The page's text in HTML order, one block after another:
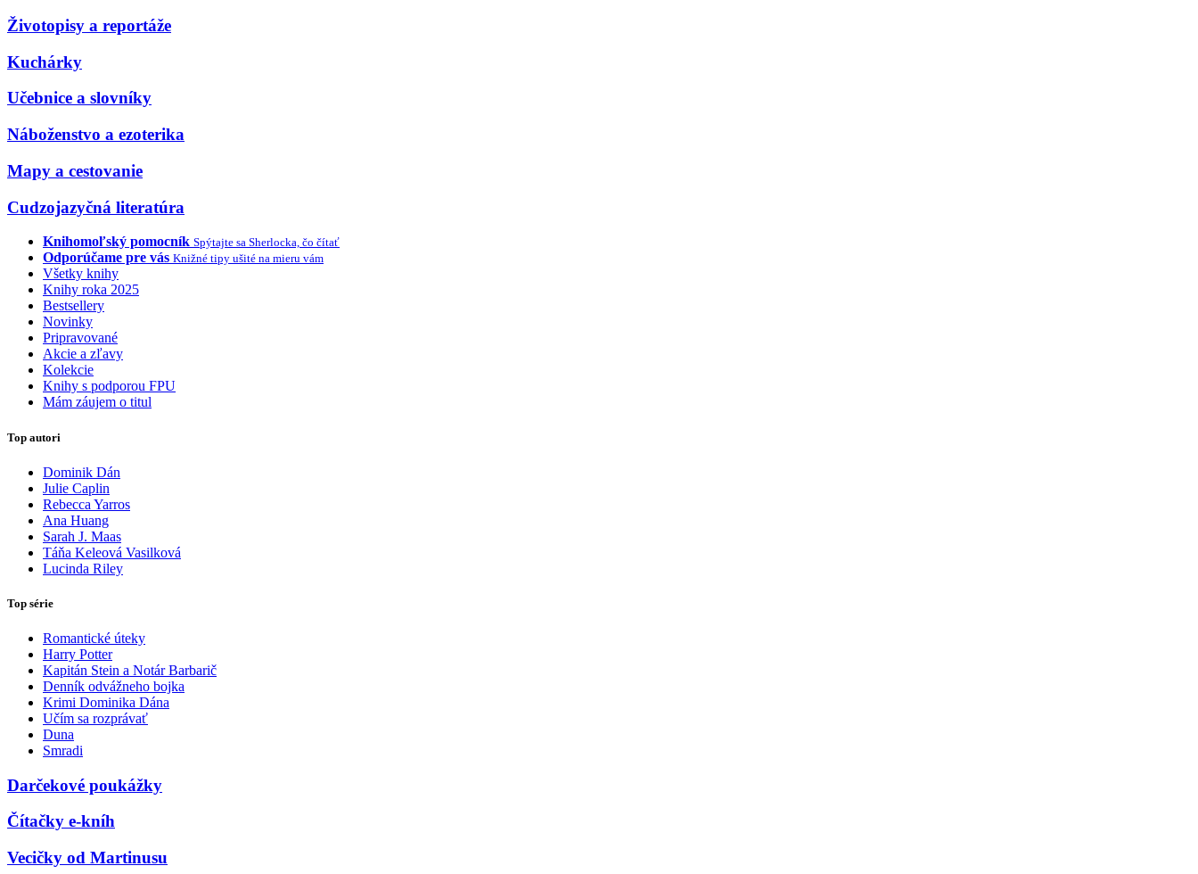
Životopisy a reportáže
Kuchárky
Učebnice a slovníky
Náboženstvo a ezoterika
Mapy a cestovanie
Cudzojazyčná literatúra
Knihomoľský pomocník Spýtajte sa Sherlocka, čo čítať
Odporúčame pre vás Knižné tipy ušité na mieru vám
Všetky knihy
Knihy roka 2025
Bestsellery
Novinky
Pripravované
Akcie a zľavy
Kolekcie
Knihy s podporou FPU
Mám záujem o titul
Top autori
Dominik Dán
Julie Caplin
Rebecca Yarros
Ana Huang
Sarah J. Maas
Táňa Keleová Vasilková
Lucinda Riley
Top série
Romantické úteky
Harry Potter
Kapitán Stein a Notár Barbarič
Denník odvážneho bojka
Krimi Dominika Dána
Učím sa rozprávať
Duna
Smradi
Darčekové poukážky
Čítačky e-kníh
Vecičky od Martinusu